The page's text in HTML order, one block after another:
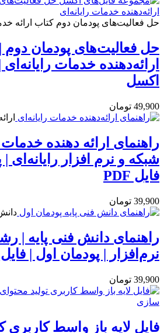
حل فعالیت‌های پودمان دوم کتاب ارائه
حل فعالیت‌های پودمان دوم
ارائه‌دهنده خدمات
اکسل
49,900 تومان
راهنمای ارائه دهنده
شبکه و نرم افزار رایانه‌ای |
فایل PDF
39,900 تومان
راهنمای دانش فنی پایه |
نرم‌افزار | پودمان اول | فایل PDF
39,900 تومان
فایل لایه باز واسط کاربری